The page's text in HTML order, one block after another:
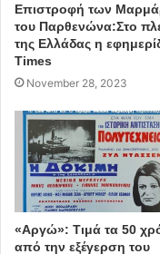
Έργο της Ομάδας
H ομαλή και εύρυθμη
προγράμματος του
Εξεύρεση χορηγών
Επιστροφή των
του Παρθενώνα:Στο
της Ελλάδας η
Times
November 28, 2023
«Αργώ»: Τιμά τα 50
από την εξέγερση του